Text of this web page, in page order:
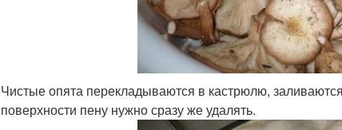
Чистые опята перекладываются в кастрюлю,
поверхности пену нужно сразу же удалять.